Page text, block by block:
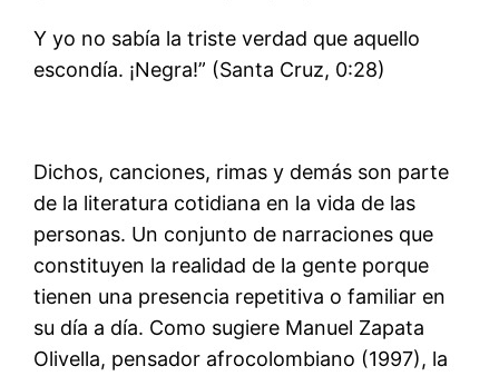
Y yo no sabía la triste verdad que aquello
escondía. ¡Negra!” (Santa Cruz, 0:28)
Dichos, canciones, rimas y demás son parte
de la literatura cotidiana en la vida de las
personas. Un conjunto de narraciones que
constituyen la realidad de la gente porque
tienen una presencia repetitiva o familiar en
su día a día. Como sugiere Manuel Zapata
Olivella, pensador afrocolombiano (1997), la